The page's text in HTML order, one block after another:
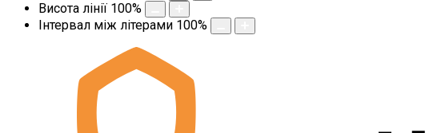
Висота лінії 100%
Інтервал між літерами 100%